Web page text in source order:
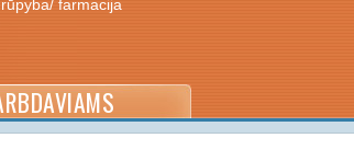
farmacija